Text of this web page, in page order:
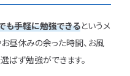
も手軽に勉強できるというメ
お昼休みの余った時間、お風
ばず勉強ができます。